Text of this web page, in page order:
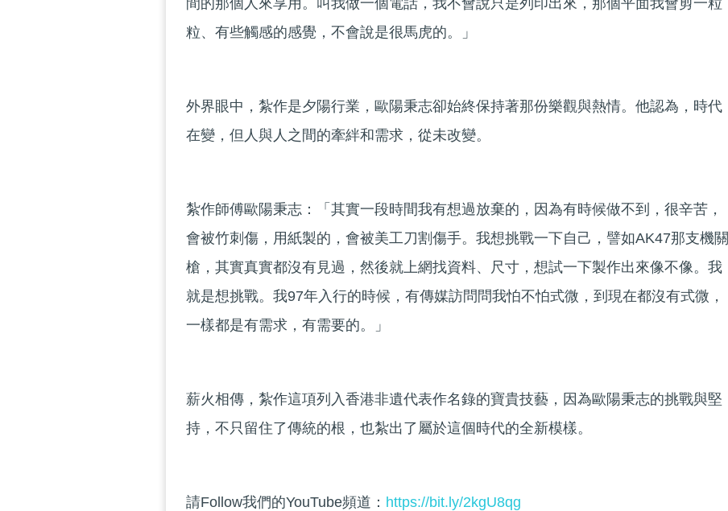
間的那個人來享用。叫我做一個電話，我不會說只是列印出來，那個平面我會剪一粒
粒、有些觸感的感覺，不會說是很馬虎的。」
外界眼中，紮作是夕陽行業，歐陽秉志卻始終保持著那份樂觀與熱情。他認為，時代
在變，但人與人之間的牽絆和需求，從未改變。
紮作師傅歐陽秉志：「其實一段時間我有想過放棄的，因為有時候做不到，很辛苦，
會被竹刺傷，用紙製的，會被美工刀割傷手。我想挑戰一下自己，譬如AK47那支機關
槍，其實真實都沒有見過，然後就上網找資料、尺寸，想試一下製作出來像不像。我
就是想挑戰。我97年入行的時候，有傳媒訪問問我怕不怕式微，到現在都沒有式微，
一樣都是有需求，有需要的。」
薪火相傳，紮作這項列入香港非遺代表作名錄的寶貴技藝，因為歐陽秉志的挑戰與堅
持，不只留住了傳統的根，也紮出了屬於這個時代的全新模樣。
請Follow我們的YouTube頻道： https://bit.ly/2kgU8qg